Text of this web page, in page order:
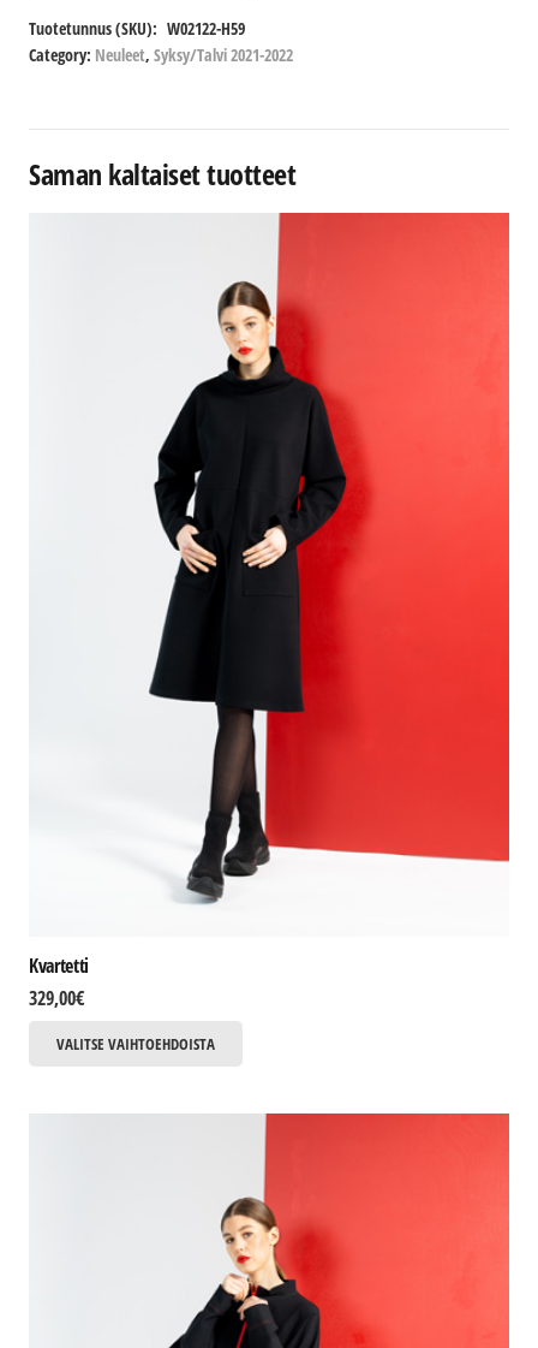
Tuotetunnus (SKU): W02122-H59
Category: Neuleet, Syksy/Talvi 2021-2022
Saman kaltaiset tuotteet
Kvartetti
329,00€
VALITSE VAIHTOEHDOISTA
useampi
Voit
tehdä
valinnat
tuotteen
sivulla.